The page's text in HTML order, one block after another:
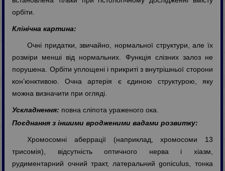
орбіти.
Клінічна картина:
Очні придатки, звичайно, нормальної структури, але їх
розміри менші від нормальних. Функція слізних залоз не
порушена. Орбіти уплощені і прикриті з внутрішньої сторони
кон’юнктивою. Очна артерія є єдиною структурою, яку
можна визначити при огляді.
Ускладнення: повна сліпота ураженого ока.
Поєднання з іншими вродженими вадами розвитку:
Хромосомні аберрації (наприклад, хромосоми 13
трисомія), відсутність оптичного нерва і хіазм,
рудиментарний очний тракт, латеральний goniculus, тонка